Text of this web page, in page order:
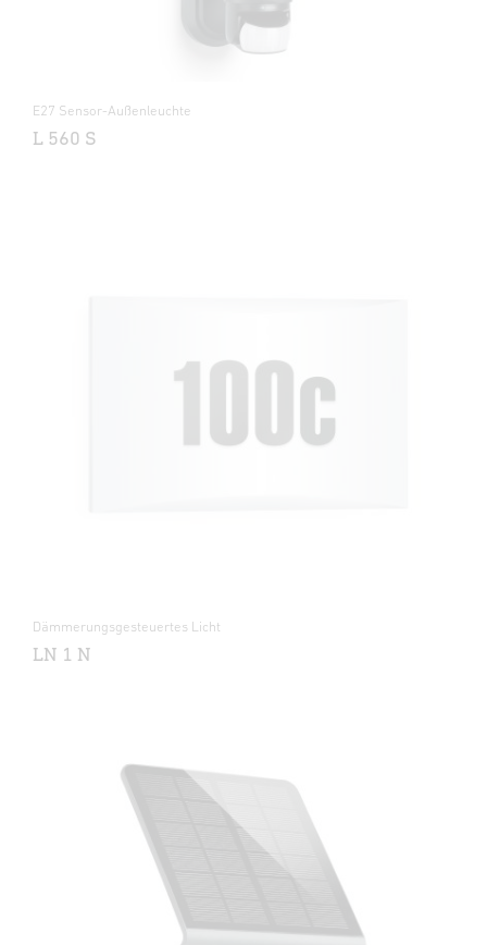
E27 Sensor-Außenleuchte
L 560 S
Dämmerungsgesteuertes Licht
LN 1 N